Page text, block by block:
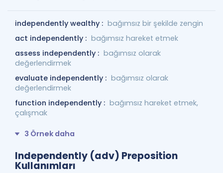
independently wealthy : bağımsız bir şekilde zengin
act independently : bağımsız hareket etmek
assess independently : bağımsız olarak
değerlendirmek
evaluate independently : bağımsız olarak
değerlendirmek
function independently : bağımsız hareket etmek,
çalışmak
3 Örnek daha
Independently (adv) Preposition
Kullanımları